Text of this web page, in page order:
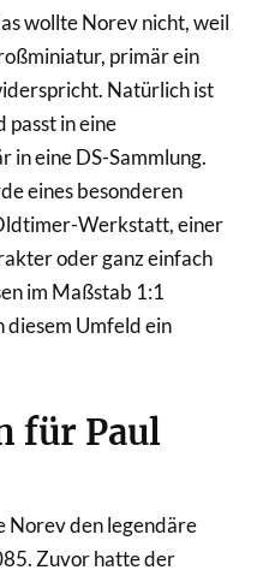
wollte Norev nicht, weil
primär ein
Natürlich ist
passt in eine
in eine DS-Sammlung.
eines besonderen
Werkstatt, einer
oder ganz einfach
im Maßstab 1:1
diesem Umfeld ein
für Paul
Norev den legendäre
Zuvor hatte der